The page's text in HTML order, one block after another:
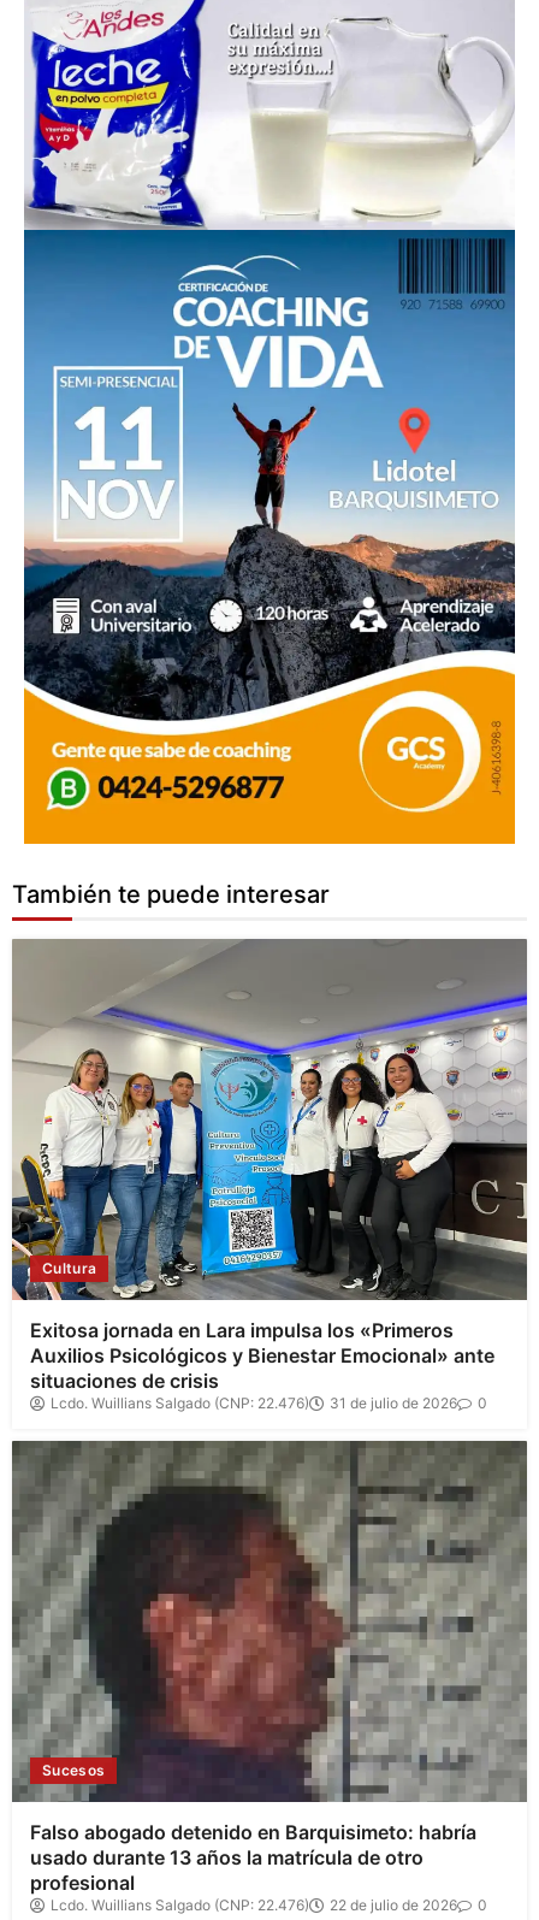
También te puede interesar
Cultura
Exitosa jornada en Lara impulsa los «Primeros
Auxilios Psicológicos y Bienestar Emocional» ante
situaciones de crisis
Lcdo. Wuillians Salgado (CNP: 22.476) 31 de julio de 2026 0
Sucesos
Falso abogado detenido en Barquisimeto: habría
usado durante 13 años la matrícula de otro
profesional
Lcdo. Wuillians Salgado (CNP: 22.476) 22 de julio de 2026 0